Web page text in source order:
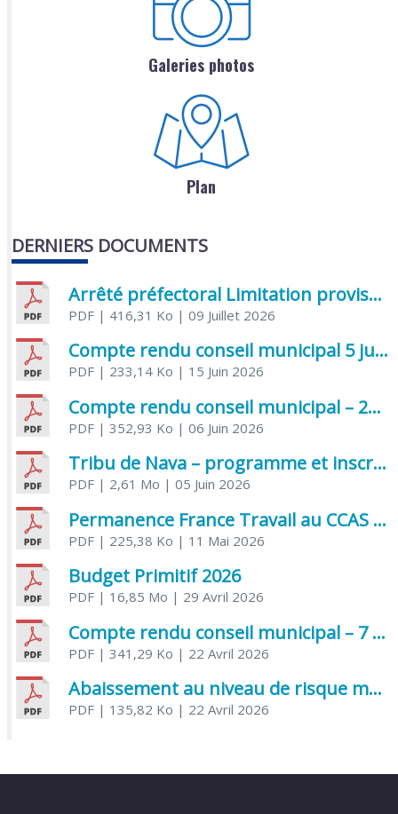
Galeries photos
Plan
DERNIERS DOCUMENTS
Arrêté préfectoral Limitation provisoire des usages de l’eau
PDF| 416,31 Ko | 09 Juillet 2026
Compte rendu conseil municipal 5 juin 2026 sénatoriale
PDF| 233,14 Ko | 15 Juin 2026
Compte rendu conseil municipal – 21 avril 2026
PDF| 352,93 Ko | 06 Juin 2026
Tribu de Nava – programme et inscriptions été 2026
PDF| 2,61 Mo | 05 Juin 2026
Permanence France Travail au CCAS de Saujon Juin 2026
PDF| 225,38 Ko | 11 Mai 2026
Budget Primitif 2026
PDF| 16,85 Mo | 29 Avril 2026
Compte rendu conseil municipal – 7 avril 2026
PDF| 341,29 Ko | 22 Avril 2026
Abaissement au niveau de risque modéré de l’Influenza aviaire
PDF| 135,82 Ko | 22 Avril 2026